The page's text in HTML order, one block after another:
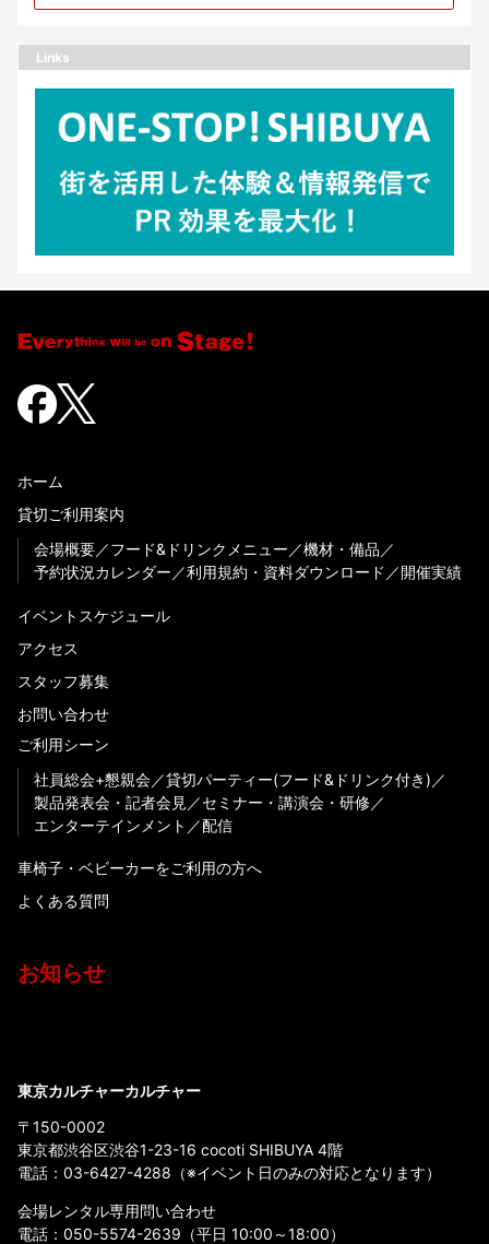
Links
ホーム
貸切ご利用案内
会場概要
フード&ドリンクメニュー
機材・備品
予約状況カレンダー
利用規約・資料ダウンロード 開催実績
イベントスケジュール
アクセス
スタッフ募集
お問い合わせ
ご利用シーン
社員総会+懇親会
貸切パーティー(フード&ドリンク付き)
製品発表会・記者会見
セミナー・講演会・研修
エンターテインメント
配信
車椅子・ベビーカーをご利用の方へ
よくある質問
お知らせ
東京カルチャーカルチャー
〒150-0002
東京都渋谷区渋谷1-23-16 cocoti SHIBUYA 4階
電話： 03-6427-4288 （※イベント日のみの対応となります）
会場レンタル専用問い合わせ
電話： 050-5574-2639 （平日 10:00～18:00）